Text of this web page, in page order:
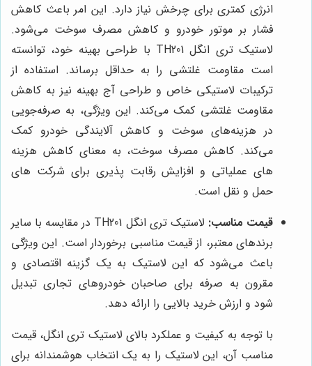
انرژی کمتری برای چرخش نیاز دارد. این امر باعث کاهش
فشار بر موتور خودرو و کاهش مصرف سوخت می‌شود.
لاستیک تری انگل TH201 با طراحی بهینه خود، توانسته
است مقاومت غلتشی را به حداقل برساند. استفاده از
ترکیبات لاستیکی خاص و طراحی آج بهینه نیز به کاهش
مقاومت غلتشی کمک می‌کند. این ویژگی، به صرفه‌جویی
در هزینه‌های سوخت و کاهش آلایندگی خودرو کمک
می‌کند. کاهش مصرف سوخت، به معنای کاهش هزینه
های عملیاتی و افزایش رقابت پذیری برای شرکت های
حمل و نقل است.
قیمت مناسب:
لاستیک تری انگل TH201 در مقایسه با سایر
برندهای معتبر، از قیمت مناسبی برخوردار است. این ویژگی
باعث می‌شود که این لاستیک به یک گزینه اقتصادی و
مقرون به صرفه برای صاحبان خودروهای تجاری تبدیل
شود و ارزش خرید بالایی را ارائه دهد.
با توجه به کیفیت و عملکرد بالای لاستیک تری انگل، قیمت
مناسب آن، این لاستیک را به یک انتخاب هوشمندانه برای